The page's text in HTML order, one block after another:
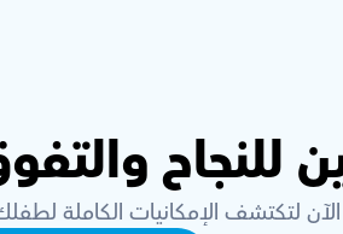
للنجاح
الآن لتكتشف الإمكانيات الكاملة